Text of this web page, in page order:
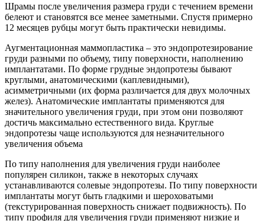
Шрамы после увеличения размера груди с течением времени
белеют и становятся все менее заметными. Спустя примерно
12 месяцев рубцы могут быть практически невидимы.
Аугментационная маммопластика – это эндопротезирование
груди разными по объему, типу поверхности, наполнению
имплантатами. По форме грудные эндопротезы бывают
круглыми, анатомическими (каплевидными),
асимметричными (их форма различается для двух молочных
желез). Анатомические имплантаты применяются для
значительного увеличения груди, при этом они позволяют
достичь максимально естественного вида. Круглые
эндопротезы чаще используются для незначительного
увеличения объема
По типу наполнения для увеличения груди наиболее
популярен силикон, также в некоторых случаях
устанавливаются солевые эндопротезы. По типу поверхности
имплантаты могут быть гладкими и шероховатыми
(текстурированная поверхность снижает подвижность). По
типу профиля для увеличения груди применяют низкие и